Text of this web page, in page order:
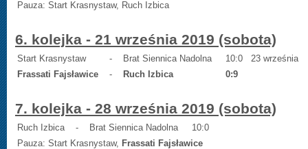
Pauza: Start Krasnystaw, Ruch Izbica
6. kolejka - 21 września 2019 (sobota)
Start Krasnystaw - Brat Siennica Nadolna 10:0
23 września
Frassati Fajsławice
- Ruch Izbica 0:9
7. kolejka - 28 września 2019 (sobota)
Ruch Izbica - Brat Siennica Nadolna
10:0
Pauza: Start Krasnystaw, Frassati Fajsławice